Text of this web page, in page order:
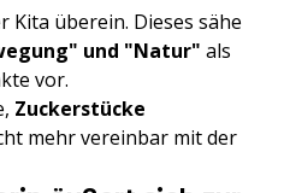
Kita überein. Dieses sähe
und "Natur" als
vor.
Zuckerstücke
mehr vereinbar mit der